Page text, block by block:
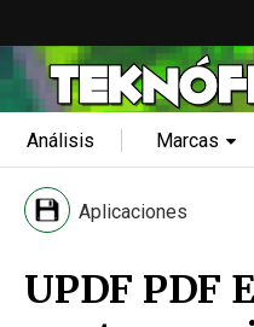
Análisis Marcas
Aplicaciones
UPDF PDF